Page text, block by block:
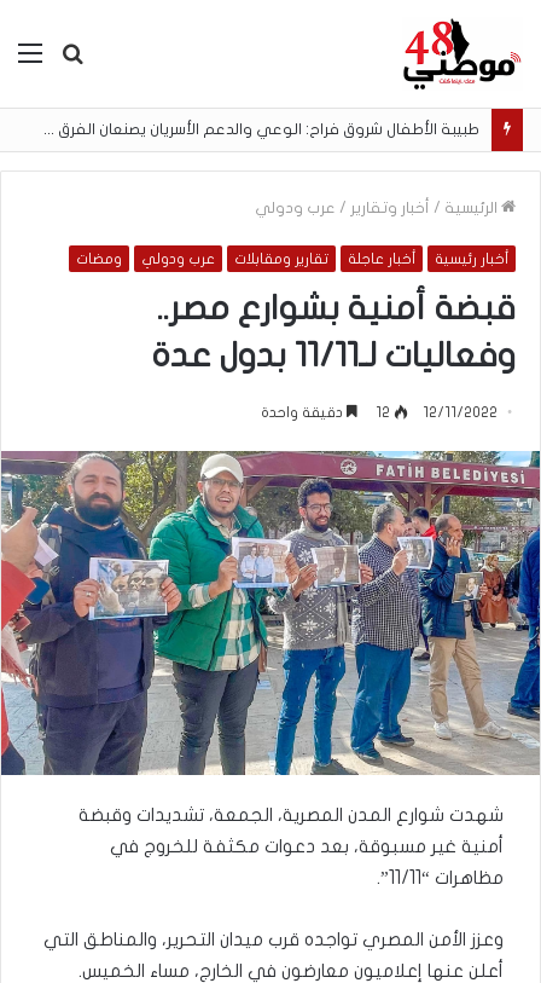
بحث
الرئيسية / أخبار وتقارير / عرب ودولي
أخبار رئيسية أخبار عاجلة تقارير ومقابلات عرب ودولي ومضات
قبضة أمنية بشوارع مصر..
وفعاليات لـ11/11 بدول عدة
12/11/2022
12 دقيقة واحدة
شهدت شوارع المدن المصرية، الجمعة، تشديدات وقبضة
أمنية غير مسبوقة، بعد دعوات مكثفة للخروج في
مظاهرات “11/11”.
وعزز الأمن المصري تواجده قرب ميدان التحرير، والمناطق التي
أعلن عنها إعلاميون معارضون في الخارج، مساء الخميس.